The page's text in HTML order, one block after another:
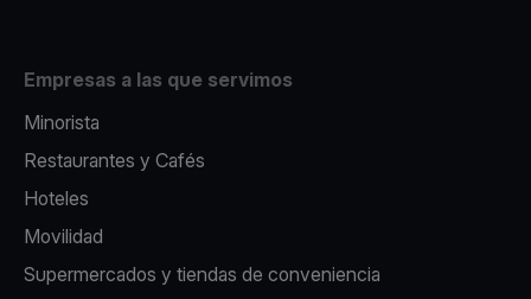
Empresas a las que servimos
Minorista
Restaurantes y Cafés
Hoteles
Movilidad
Supermercados y tiendas de conveniencia